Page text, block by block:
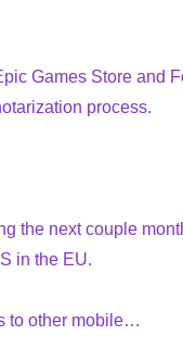
Games Store and
process.
the next couple
in the EU.
to other mobile…